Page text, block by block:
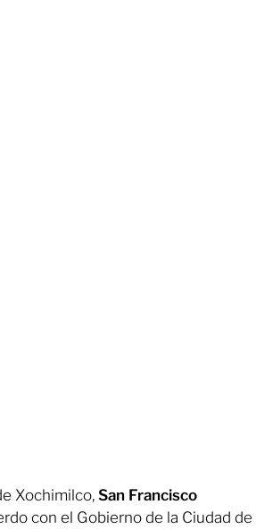
Xochimilco, San Francisco
con el Gobierno de la Ciudad de